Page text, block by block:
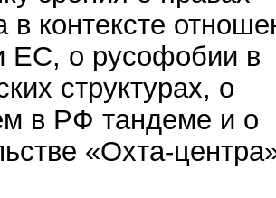
в контексте
ЕС, о русофобии в
структурах, о
в РФ тандеме и о
«Охта-